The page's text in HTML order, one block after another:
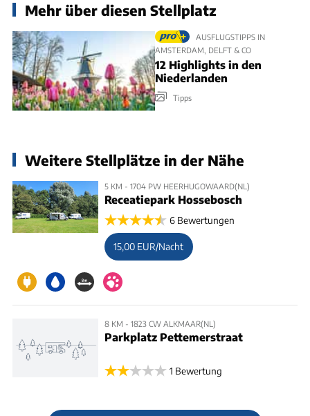
Mehr über diesen Stellplatz
AUSFLUGSTIPPS IN
AMSTERDAM, DELFT & CO
12 Highlights in den
Niederlanden
Tipps
Weitere Stellplätze in der Nähe
5 KM - 1704 PW HEERHUGOWAARD(NL)
Receatiepark Hossebosch
6 Bewertungen
15,00 EUR/Nacht
8 KM - 1823 CW ALKMAAR(NL)
Parkplatz Pettemerstraat
1 Bewertung